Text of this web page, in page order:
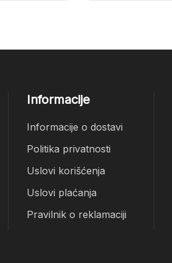
Informacije
Informacije o dostavi
Politika privatnosti
Uslovi korišćenja
Uslovi plaćanja
Pravilnik o reklamaciji